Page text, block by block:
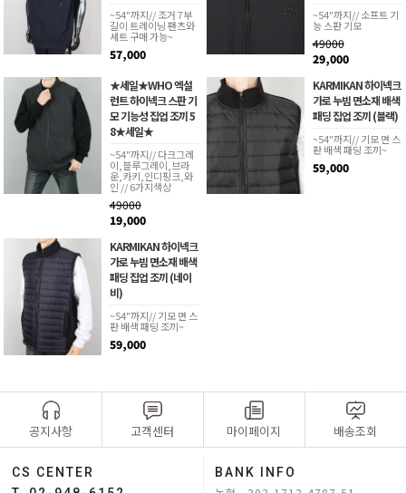
~54"까지// 조거 7부
길이 트레이닝 팬츠와
세트 구매 가능~
57,000
~54"까지// 소프트 기
능 스판 기모
49000
29,000
★세일★WHO 엑설
런트 하이넥크 스판 기
모 기능성 집업 조끼 5
8★세일★
~54"까지// 다크그레
이,블루그레이,브라
운,카키,인디핑크,와
인 // 6가지색상
49000
19,000
KARMIKAN 하이넥크
가로 누빔 면소재 배색
패딩 집업 조끼 (블랙)
~54"까지// 기모 면 스
판 배색 패딩 조끼~
59,000
KARMIKAN 하이넥크
가로 누빔 면소재 배색
패딩 집업 조끼 (네이
비)
~54"까지// 기모 면 스
판 배색 패딩 조끼~
59,000
공지사항 고객센터 마이페이지 배송조회
CS CENTER
BANK INFO